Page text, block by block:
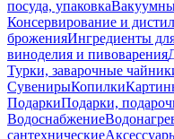
посуда, упаковка
Консервирование и
броженияИнгредиенты
виноделия и пивоварения
Турки, заварочные
СувенирыКопилки
ПодаркиПодарки,
Водоснабжение
сантехнические